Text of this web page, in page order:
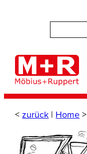
< zurück | Home >